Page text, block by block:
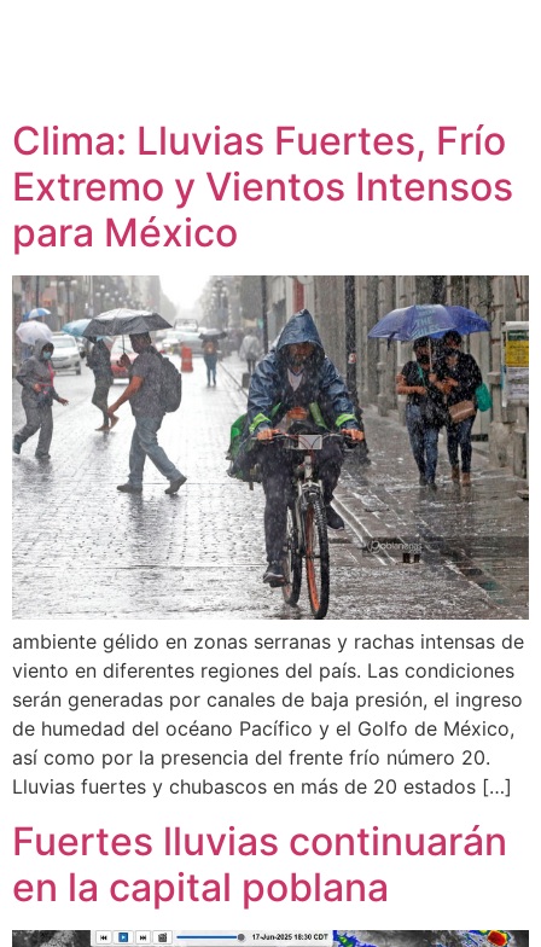
Clima: Lluvias Fuertes, Frío
Extremo y Vientos Intensos
para México
ambiente gélido en zonas serranas y rachas intensas de
viento en diferentes regiones del país. Las condiciones
serán generadas por canales de baja presión, el ingreso
de humedad del océano Pacífico y el Golfo de México,
así como por la presencia del frente frío número 20.
Lluvias fuertes y chubascos en más de 20 estados […]
Fuertes lluvias continuarán
en la capital poblana